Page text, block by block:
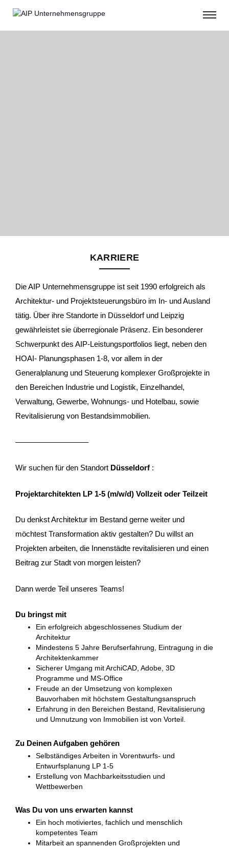
KARRIERE
Die AIP Unternehmensgruppe ist seit 1990 erfolgreich als
Architektur- und Projektsteuerungsbüro im In- und Ausland
tätig. Über ihre Standorte in Düsseldorf und Leipzig
gewährleistet sie überregionale Präsenz. Ein besonderer
Schwerpunkt des AIP-Leistungsportfolios liegt, neben den
HOAI- Planungsphasen 1-8, vor allem in der
Generalplanung und Steuerung komplexer Großprojekte in
den Bereichen Industrie und Logistik, Einzelhandel,
Verwaltung, Gewerbe, Wohnungs- und Hotelbau, sowie
Revitalisierung von Bestandsimmobilien.
—————————–
Wir suchen für den Standort Düsseldorf :
Projektarchitekten LP 1-5 (m/w/d) Vollzeit oder Teilzeit
Du denkst Architektur im Bestand gerne weiter und
möchtest Transformation aktiv gestalten? Du willst an
Projekten arbeiten, die Innenstädte revitalisieren und einen
Beitrag zur Stadt von morgen leisten?
Dann werde Teil unseres Teams!
Du bringst mit
Ein erfolgreich abgeschlossenes Studium der
Architektur
Mindestens 5 Jahre Berufserfahrung, Eintragung in die
Architektenkammer
Sicherer Umgang mit ArchiCAD, Adobe, 3D
Programme und MS-Office
Freude an der Umsetzung von komplexen
Bauvorhaben mit höchstem Gestaltungsanspruch
Erfahrung in den Bereichen Bestand, Revitalisierung
und Umnutzung von Immobilien ist von Vorteil.
Zu Deinen Aufgaben gehören
Selbständiges Arbeiten in Vorentwurfs- und
Entwurfsplanung LP 1-5
Erstellung von Machbarkeitsstudien und
Wettbewerben
Was Du von uns erwarten kannst
Ein hoch motiviertes, fachlich und menschlich
kompetentes Team
Mitarbeit an spannenden Großprojekten und